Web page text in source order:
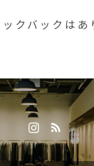
クバックはあ